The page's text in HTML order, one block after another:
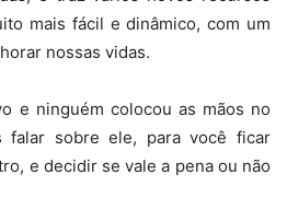
mais fácil e dinâmico, com um
nossas vidas.
e ninguém colocou as mãos no
falar sobre ele, para você ficar
e decidir se vale a pena ou não